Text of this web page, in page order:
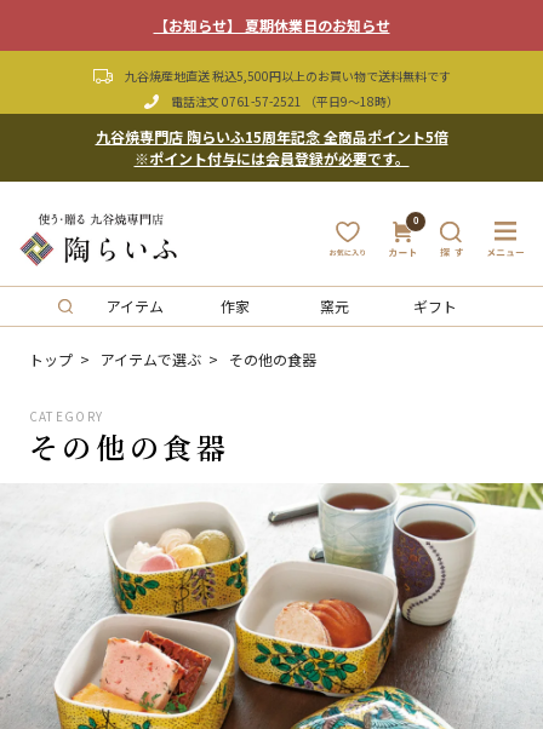
【お知らせ】 夏期休業日のお知らせ
九谷焼産地直送 税込5,500円以上のお買い物で送料無料です
電話注文 0761-57-2521 （平日9〜18時）
九谷焼専門店 陶らいふ15周年記念 全商品ポイント5倍
※ポイント付与には会員登録が必要です。
0
アイテム 作家 窯元 ギフト
トップ アイテムで選ぶ その他の食器
CATEGORY
その他の食器